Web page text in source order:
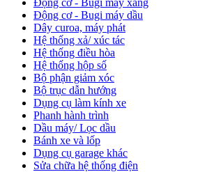
Động cơ - Bugi máy xăng
Động cơ - Bugi máy dầu
Dây curoa, máy phát
Hệ thống xả/ xúc tác
Hệ thống điều hòa
Hệ thống hộp số
Bộ phận giảm xóc
Bộ trục dẫn hướng
Dụng cụ làm kính xe
Phanh hành trình
Dầu máy/ Lọc dầu
Bánh xe và lốp
Dụng cụ garage khác
Sửa chữa hệ thống điện